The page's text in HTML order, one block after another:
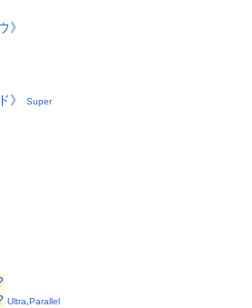
》
》 Super
Ultra Parallel